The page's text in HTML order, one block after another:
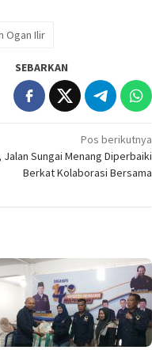
Ogan Ilir
SEBARKAN
Pos berikutnya
Jalan Sungai Menang Diperbaiki
Berkat Kolaborasi Bersama